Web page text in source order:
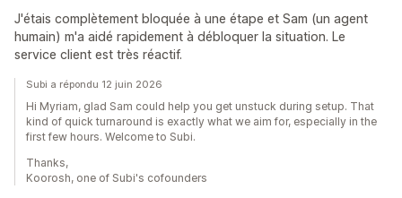
J'étais complètement bloquée à une étape et Sam (un agent
humain) m'a aidé rapidement à débloquer la situation. Le
service client est très réactif.
Subi a répondu 12 juin 2026
Hi Myriam, glad Sam could help you get unstuck during setup. That
kind of quick turnaround is exactly what we aim for, especially in the
first few hours. Welcome to Subi.
Thanks,
Koorosh, one of Subi's cofounders